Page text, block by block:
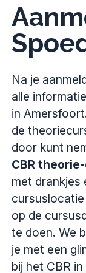
Na je
alle
in
de
door kunt
CBR
met drankjes
op de
te doen. We
je met een
bij het CBR